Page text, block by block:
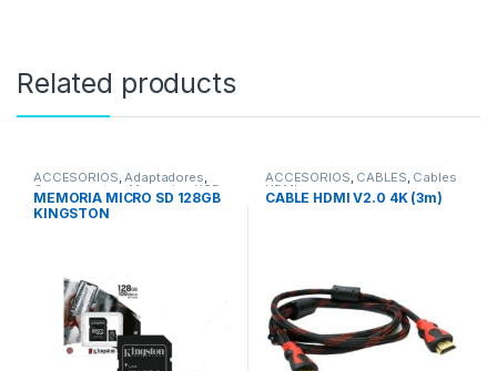
Related products
ACCESORIOS,Adaptadores,
Componentes ,Memorias USB
MEMORIA MICRO SD 128GB
KINGSTON
ACCESORIOS, CABLES, Cables
HDMI
CABLE HDMI V2.0 4K (3m)